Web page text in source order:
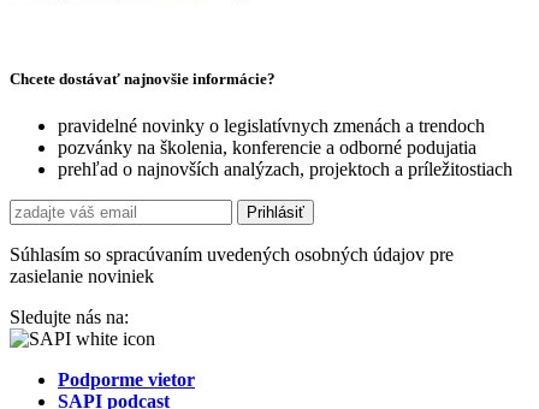
Chcete dostávať najnovšie informácie?
pravidelné novinky o legislatívnych zmenách a trendoch
pozvánky na školenia, konferencie a odborné podujatia
prehľad o najnovších analýzach, projektoch a príležitostiach
Súhlasím so spracúvaním uvedených osobných údajov pre
zasielanie noviniek
Sledujte nás na:
Podporme vietor
SAPI podcast